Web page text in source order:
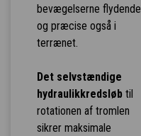
bevægelserne flydende
og præcise også i
terrænet.
Det selvstændige
hydraulikkredsløbtil
rotationen af tromlen
sikrer maksimale